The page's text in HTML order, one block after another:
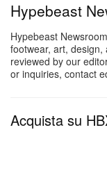
collezione
Hypebeast
Hypebeast
footwear, art,
reviewed by our
or inquiries, contact
Acquista su